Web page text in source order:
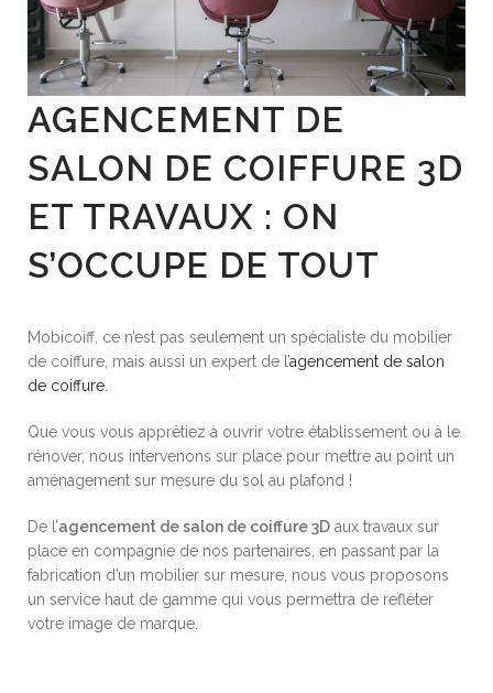
AGENCEMENT DE
SALON DE COIFFURE 3D
ET TRAVAUX : ON
S’OCCUPE DE TOUT
Mobicoiff, ce n’est pas seulement un spécialiste du mobilier
de coiffure, mais aussi un expert de l’agencement de salon
de coiffure
Que vous vous apprêtiez à ouvrir votre établissement ou à le
rénover, nous intervenons sur place pour mettre au point un
aménagement sur mesure du sol au plafond !
De l’agencement de salon de coiffure 3D aux travaux sur
place en compagnie de nos partenaires, en passant par la
fabrication d’un mobilier sur mesure, nous vous proposons
un service haut de gamme qui vous permettra de refléter
votre image de marque.